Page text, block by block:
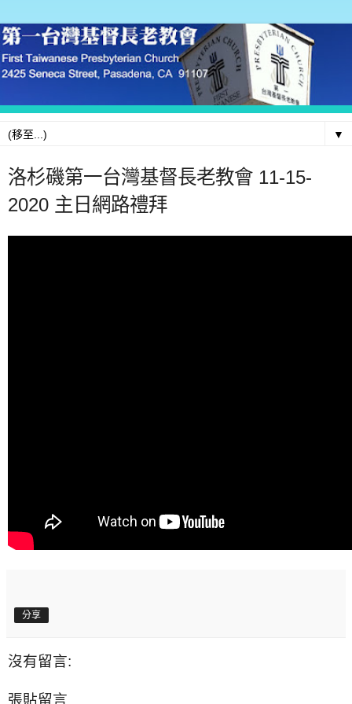
▼
洛杉磯第一台灣基督長老教會 11-15-
2020 主日網路禮拜
分享
沒有留言:
張貼留言